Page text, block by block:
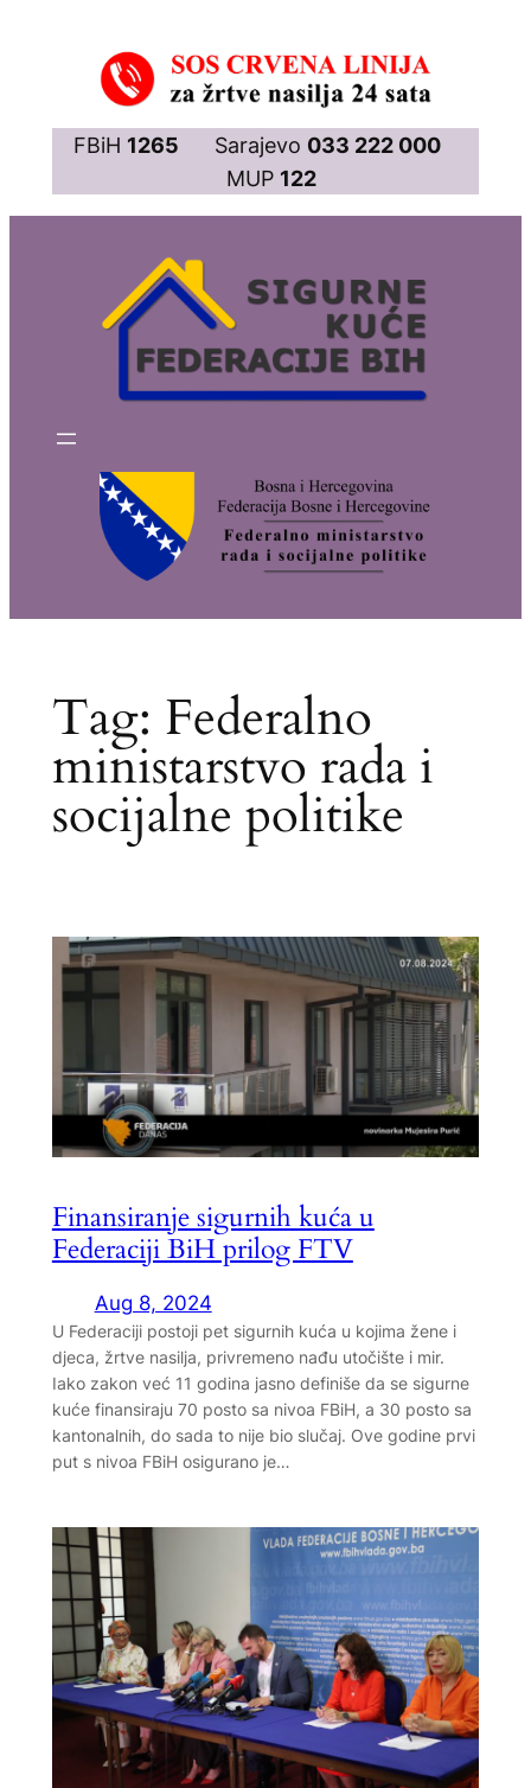
FBiH 1265 Sarajevo 033 222 000
MUP 122
Tag: Federalno
ministarstvo rada i
socijalne politike
Finansiranje sigurnih kuća u
Federaciji BiH prilog FTV
Aug 8, 2024
U Federaciji postoji pet sigurnih kuća u kojima žene i
djeca, žrtve nasilja, privremeno nađu utočište i mir.
Iako zakon već 11 godina jasno definiše da se sigurne
kuće finansiraju 70 posto sa nivoa FBiH, a 30 posto sa
kantonalnih, do sada to nije bio slučaj. Ove godine prvi
put s nivoa FBiH osigurano je…